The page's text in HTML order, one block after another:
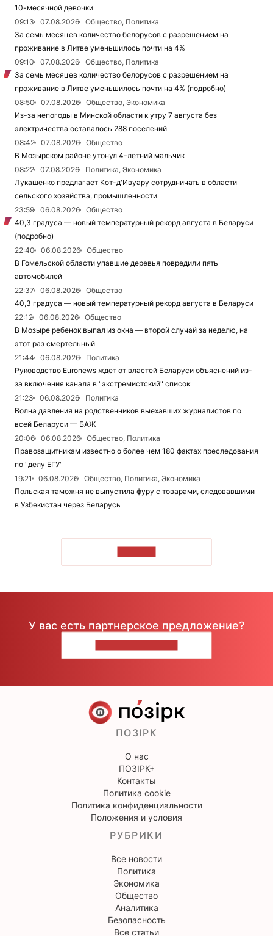
10-месячной девочки
09:13
07.08.2026
Общество, Политика
За семь месяцев количество белорусов с разрешением на
проживание в Литве уменьшилось почти на 4%
09:10
07.08.2026
Общество, Политика
За семь месяцев количество белорусов с разрешением на
проживание в Литве уменьшилось почти на 4% (подробно)
08:50
07.08.2026
Общество, Экономика
Из-за непогоды в Минской области к утру 7 августа без
электричества оставалось 288 поселений
08:42
07.08.2026
Общество
В Мозырском районе утонул 4-летний мальчик
08:22
07.08.2026
Политика, Экономика
Лукашенко предлагает Кот-д'Ивуару сотрудничать в области
сельского хозяйства, промышленности
23:59
06.08.2026
Общество
40,3 градуса — новый температурный рекорд августа в Беларуси
(подробно)
22:40
06.08.2026
Общество
В Гомельской области упавшие деревья повредили пять
автомобилей
22:37
06.08.2026
Общество
40,3 градуса — новый температурный рекорд августа в Беларуси
22:12
06.08.2026
Общество
В Мозыре ребенок выпал из окна — второй случай за неделю, на
этот раз смертельный
21:44
06.08.2026
Политика
Руководство Euronews ждет от властей Беларуси объяснений из-
за включения канала в "экстремистский" список
21:23
06.08.2026
Политика
Волна давления на родственников выехавших журналистов по
всей Беларуси — БАЖ
20:06
06.08.2026
Общество, Политика
Правозащитникам известно о более чем 180 фактах преследования
по "делу ЕГУ"
19:21
06.08.2026
Общество, Политика, Экономика
Польская таможня не выпустила фуру с товарами, следовавшими
в Узбекистан через Беларусь
У вас есть партнерское предложение?
ПОЗІРК
О нас
ПОЗІРК+
Контакты
Политика cookie
Политика конфиденциальности
Положения и условия
РУБРИКИ
Все новости
Политика
Экономика
Общество
Аналитика
Безопасность
Все статьи